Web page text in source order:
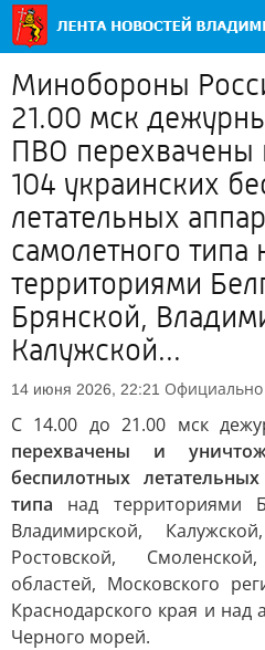
Минобороны
21.00 мск
ПВО перехвачены
104 украинских
летательных
самолетного типа
территориями
Брянской,
Калужской...
14 июня 2026, 22:21 Официально
С 14.00 до 21.00 мск
перехвачены и
беспилотных
типа над территориями
Владимирской,
Ростовской,
областей, Московского
Краснодарского края и над
Черного морей.